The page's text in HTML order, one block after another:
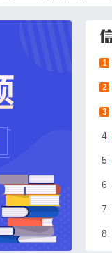
1
2
3
4
5
6
7
8